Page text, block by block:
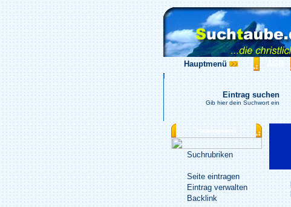
Hauptmenü AGB
Eintrag suchen
Gib hier dein Suchwort ein
Katalogmenü
Suchrubriken
Seite eintragen
Eintrag verwalten
Backlink